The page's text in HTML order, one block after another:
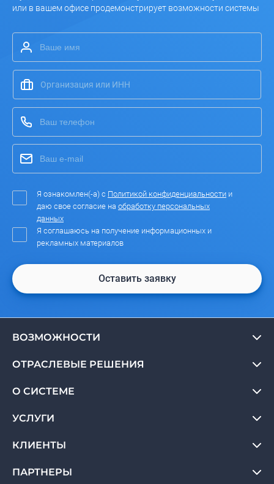
или в вашем офисе продемонстрирует возможности системы
Я ознакомлен(-а) с Политикой конфиденциальности и
даю свое согласие на обработку персональных
данных
Я соглашаюсь на получение информационных и
рекламных материалов
Оставить заявку
ВОЗМОЖНОСТИ
ОТРАСЛЕВЫЕ РЕШЕНИЯ
О СИСТЕМЕ
УСЛУГИ
КЛИЕНТЫ
ПАРТНЕРЫ